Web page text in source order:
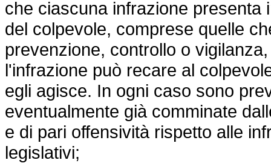
che ciascuna infrazione presenta
del colpevole, comprese quelle
prevenzione, controllo o
l'infrazione può recare al
egli agisce. In ogni caso sono
eventualmente già comminate
e di pari offensività rispetto alle
legislativi;